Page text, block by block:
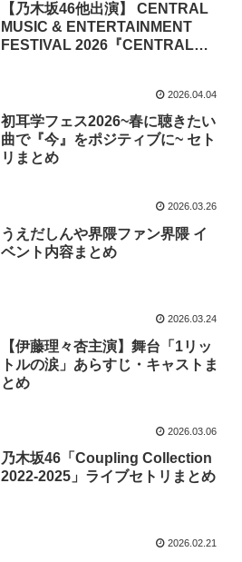
【乃木坂46他出演】 CENTRAL
MUSIC & ENTERTAINMENT
FESTIVAL 2026『CENTRAL
2026.04.04
初耳学フェス2026~春に聴きたい
曲で『今』をポジティブに~ セト
リまとめ
2026.03.26
うえだしんや界隈ファン界隈 イ
ベント内容まとめ
2026.03.24
【伊藤理々杏主演】舞台「1リッ
トルの涙」あらすじ・キャストま
とめ
2026.03.06
乃木坂46「Coupling Collection
2022-2025」ライブセトリまとめ
2026.02.21